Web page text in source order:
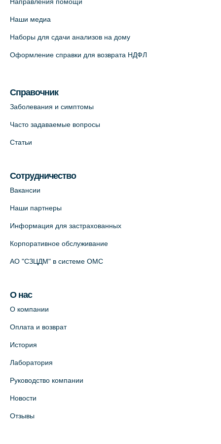
Наши медиа
Наборы для сдачи анализов на дому
Оформление справки для возврата НДФЛ
Справочник
Заболевания и симптомы
Часто задаваемые вопросы
Статьи
Сотрудничество
Вакансии
Наши партнеры
Информация для застрахованных
Корпоративное обслуживание
АО "СЗЦДМ" в системе ОМС
О нас
О компании
Оплата и возврат
История
Лаборатория
Руководство компании
Новости
Отзывы